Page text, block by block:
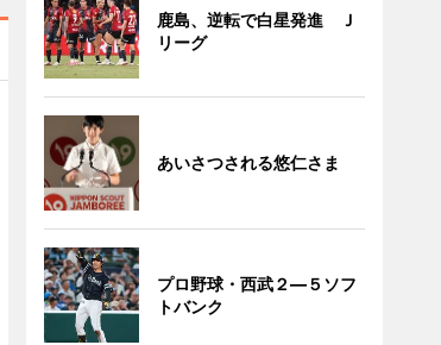
鹿島、逆転で白星発進 Ｊ
リーグ
あいさつされる悠仁さま
プロ野球・西武２―５ソフ
トバンク